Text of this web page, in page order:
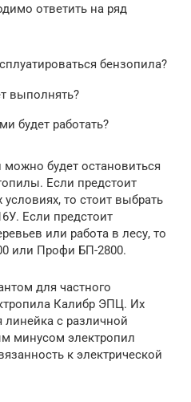
ответить на ряд
бензопила?
выполнять?
будет работать?
будет остановиться
Если предстоит
то стоит выбрать
Если предстоит
или работа в лесу, то
или Профи БП-2800.
для частного
Калибр ЭПЦ. Их
линейка с различной
минусом электропил
к электрической